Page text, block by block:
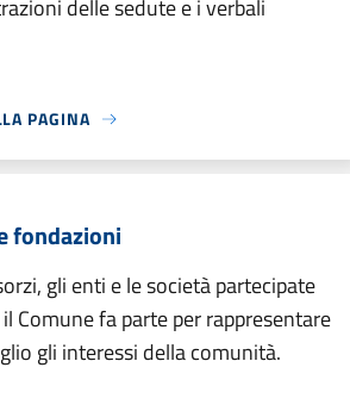
delle sedute e i verbali
PAGINA
fondazioni
gli enti e le società partecipate
Comune fa parte per rappresentare
gli interessi della comunità.